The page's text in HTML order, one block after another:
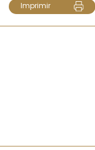
Imprimir